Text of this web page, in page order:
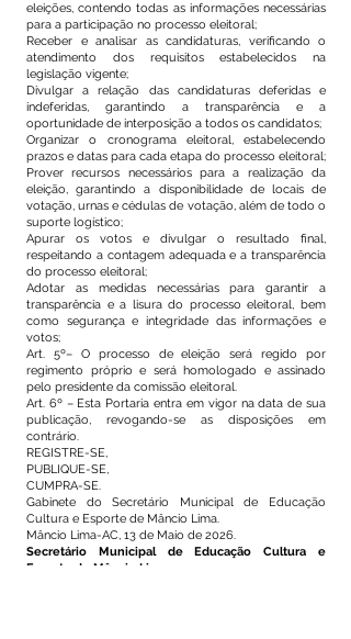
eleições, contendo todas as informações necessárias
para a participação no processo eleitoral;
Receber e analisar as candidaturas, verificando o
atendimento dos requisitos estabelecidos na
legislação vigente;
Divulgar a relação das candidaturas deferidas e
indeferidas, garantindo a transparência e a
oportunidade de interposição a todos os candidatos;
Organizar o cronograma eleitoral, estabelecendo
prazos e datas para cada etapa do processo eleitoral;
Prover recursos necessários para a realização da
eleição, garantindo a disponibilidade de locais de
votação, urnas e cédulas de votação, além de todo o
suporte logístico;
Apurar os votos e divulgar o resultado final,
respeitando a contagem adequada e a transparência
do processo eleitoral;
Adotar as medidas necessárias para garantir a
transparência e a lisura do processo eleitoral, bem
como segurança e integridade das informações e
votos;
Art. 5º– O processo de eleição será regido por
regimento próprio e será homologado e assinado
pelo presidente da comissão eleitoral.
Art. 6º – Esta Portaria entra em vigor na data de sua
publicação, revogando-se as disposições em
contrário.
REGISTRE-SE,
PUBLIQUE-SE,
CUMPRA-SE.
Gabinete do Secretário Municipal de Educação
Cultura e Esporte de Mâncio Lima.
Mâncio Lima-AC, 13 de Maio de 2026.
Secretário Municipal de Educação Cultura e
Esporte de Mâncio Lima